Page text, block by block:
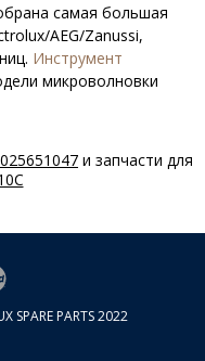
самая большая
AEG/Zanussi,
Инструмент
микроволновки
с названием модели
Двери для
и запчасти для
SPARE PARTS 2022